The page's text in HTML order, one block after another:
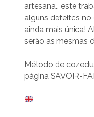
artesanal, este
alguns defeitos no
ainda mais única!
serão as mesmas
Método de
página SAVOIR-